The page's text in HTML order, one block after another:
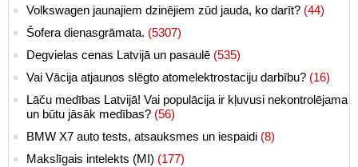
Volkswagen jaunajiem dzinējiem zūd jauda, ko darīt? (44)
Šofera dienasgrāmata. (5307)
Degvielas cenas Latvijā un pasaulē (535)
Vai Vācija atjaunos slēgto atomelektrostaciju darbību? (16)
Lāču medības Latvijā! Vai populācija ir kļuvusi nekontrolējama
un būtu jāsāk medības? (56)
BMW X7 auto tests, atsauksmes un iespaidi (8)
Makslīgais intelekts (MI) (177)